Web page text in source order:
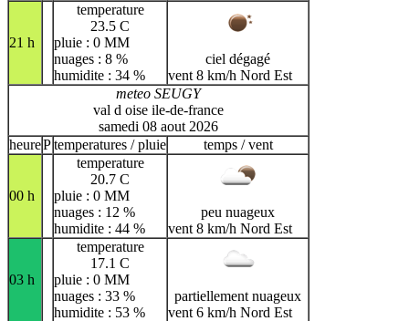
21 h
temperature
23.5 C
pluie : 0 MM
nuages : 8 %
humidite : 34 %
ciel dégagé
vent 8 km/h Nord Est
meteo SEUGY
val d oise ile-de-france
samedi 08 aout 2026
heurePtemperatures / pluie temps / vent
00 h
temperature
20.7 C
pluie : 0 MM
nuages : 12 %
humidite : 44 %
peu nuageux
vent 8 km/h Nord Est
03 h
temperature
17.1 C
pluie : 0 MM
nuages : 33 %
humidite : 53 %
partiellement nuageux
vent 6 km/h Nord Est